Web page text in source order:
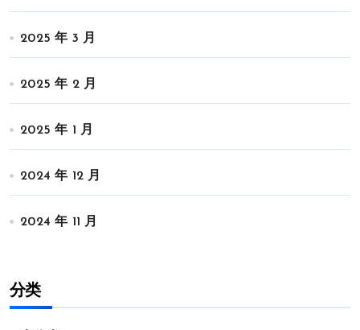
2025 年 3 月
2025 年 2 月
2025 年 1 月
2024 年 12 月
2024 年 11 月
分类